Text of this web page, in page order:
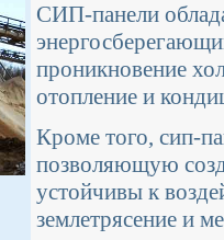
СИП-панели
проникновение
отопление и
Кроме того, сип-
позволяющую
устойчивы к
землетрясение и